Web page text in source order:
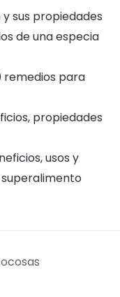
sus propiedades
de una especia
remedios para
propiedades
usos y